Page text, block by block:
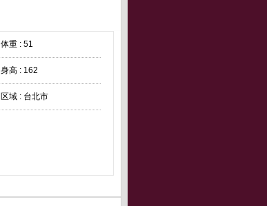
体重 : 51
身高 : 162
区域 : 台北市